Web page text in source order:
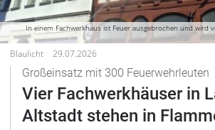
In einem Fachwerkhaus ist Feuer ausgebrochen und wird
Blaulicht 29.07.2026
Großeinsatz mit 300 Feuerwehrleuten
Vier Fachwerkhäuser in
Altstadt stehen in